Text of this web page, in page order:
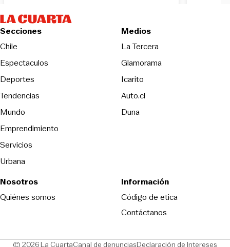
Secciones
Chile
Espectaculos
Deportes
Tendencias
Mundo
Emprendimiento
Servicios
Urbana
Medios
La TerceraOpens in new
Glamorama
Icarito
Auto.cl
DunaOpens in new window
Nosotros
Quiénes somos
Información
Código de eticaOpens in new
Contáctanos
© 2026 La CuartaCanal de denunciasOpens in new window
Declaración de Intereses